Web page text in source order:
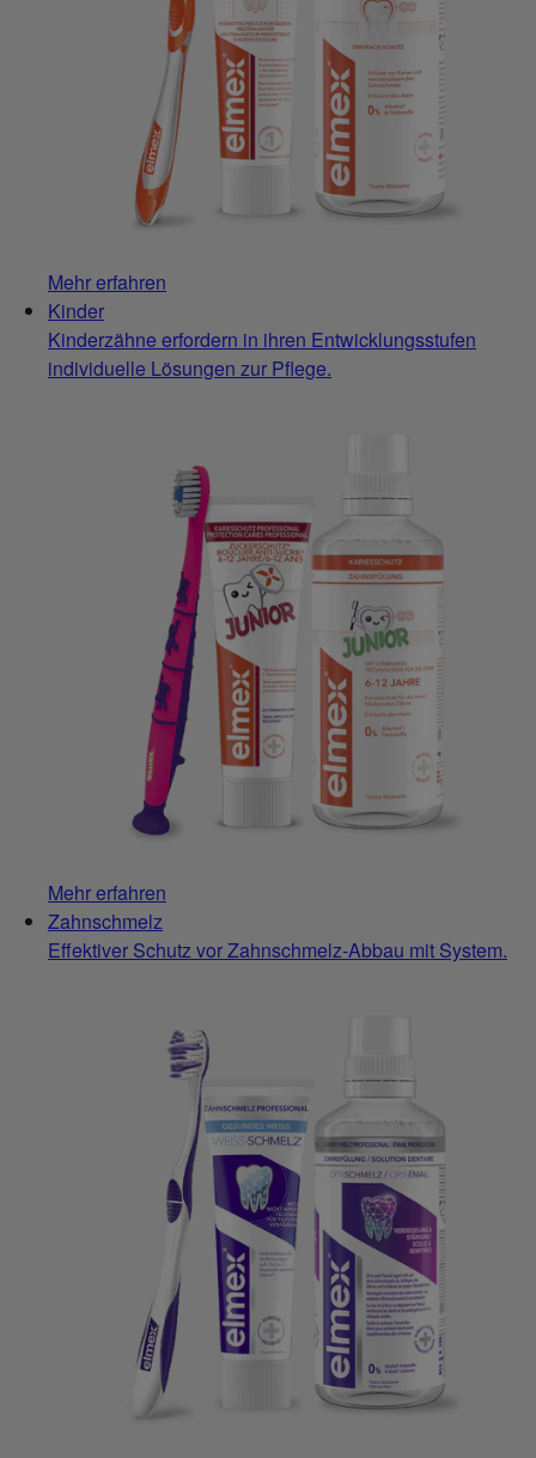
Mehr erfahren
Kinder
Kinderzähne erfordern in ihren Entwicklungsstufen
individuelle Lösungen zur Pflege.
Mehr erfahren
Zahnschmelz
Effektiver Schutz vor Zahnschmelz-Abbau mit System.